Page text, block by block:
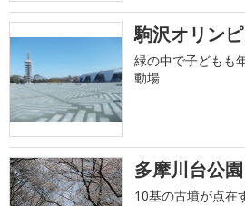
駒沢オリン
緑の中で子どもも
動場
多摩川台公園
10基の古墳が点在